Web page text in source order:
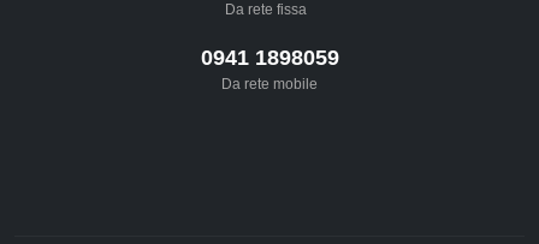
Da rete fissa
0941 1898059
Da rete mobile